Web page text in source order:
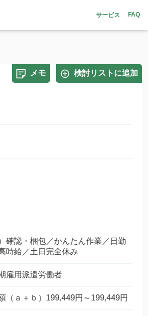
サービス FAQ
メモ 検討リストに追加
確認・梱包／かんたん作業／日勤
時給／土日完全休み
雇用派遣労働者
（ａ＋ｂ）199,449円～199,449円